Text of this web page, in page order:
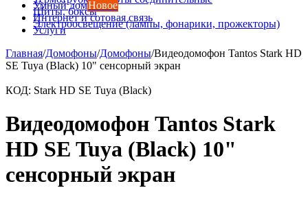
Щиты, боксы
Электроосвещение (лампы, фонарики, прожекторы)
Умный домНовое
Интернет и сотовая связь
Услуги
Главная/Домофоны/Домофоны/Видеодомофон Tantos Stark HD
SE Tuya (Black) 10" сенсорный экран
КОД: Stark HD SE Tuya (Black)
Видеодомофон Tantos Stark
HD SE Tuya (Black) 10"
сенсорный экран